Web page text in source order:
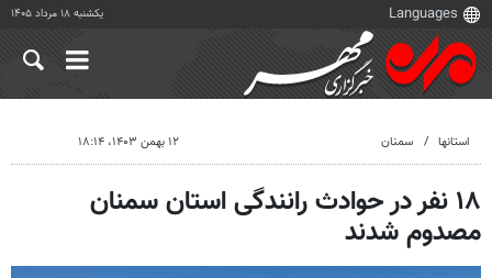
یکشنبه ۱۸ مرداد ۱۴۰۵
استانها سمنان ۱۲ بهمن ۱۴۰۳، ۱۸:۱۴
۱۸ نفر در حوادث رانندگی استان سمنان
مصدوم شدند